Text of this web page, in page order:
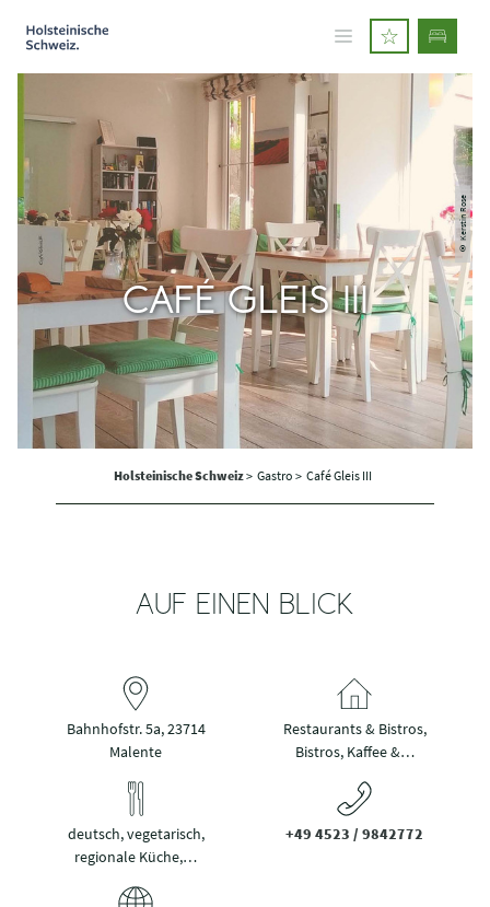
© Kerstin Rose
CAFÉ GLEIS III
Holsteinische Schweiz> Gastro > Café Gleis III
AUF EINEN BLICK
Bahnhofstr. 5a, 23714
Malente
Restaurants & Bistros,
Bistros, Kaffee &…
deutsch, vegetarisch,
regionale Küche,…
+49 4523 / 9842772